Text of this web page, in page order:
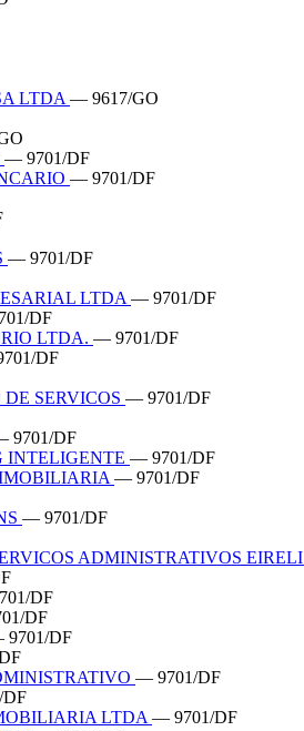
LTDA — 9617/GO
— 9701/DF
— 9701/DF
— 9701/DF
LTDA — 9701/DF
DF
LTDA. — 9701/DF
DF
SERVICOS — 9701/DF
9701/DF
INTELIGENTE — 9701/DF
— 9701/DF
— 9701/DF
ADMINISTRATIVOS EIRELI
DF
DF
DF
— 9701/DF
LTDA — 9701/DF